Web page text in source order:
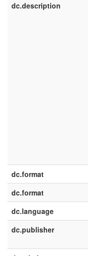
dc.description
dc.format
dc.format
dc.language
dc.publisher